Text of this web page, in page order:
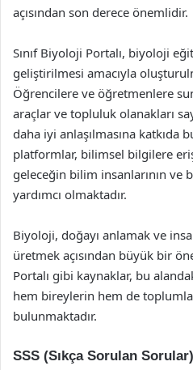
açısından son derece önemlidir.
Sınıf Biyoloji Portalı, biyoloji
geliştirilmesi amacıyla
Öğrencilere ve öğretmenlere
araçlar ve topluluk olanakları
daha iyi anlaşılmasına katkıda
platformlar, bilimsel bilgilere
geleceğin bilim insanlarının ve
yardımcı olmaktadır.
Biyoloji, doğayı anlamak ve
üretmek açısından büyük bir
Portalı gibi kaynaklar, bu
hem bireylerin hem de
bulunmaktadır.
SSS (Sıkça Sorulan Sorular)